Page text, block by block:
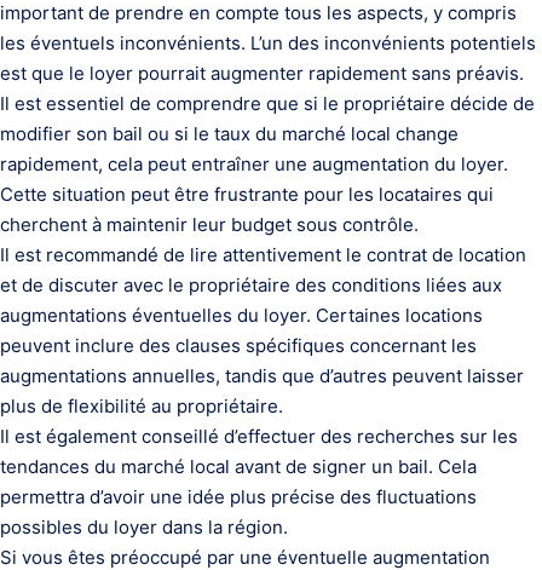
important de prendre en compte tous les aspects, y compris
les éventuels inconvénients. L’un des inconvénients potentiels
est que le loyer pourrait augmenter rapidement sans préavis.
Il est essentiel de comprendre que si le propriétaire décide de
modifier son bail ou si le taux du marché local change
rapidement, cela peut entraîner une augmentation du loyer.
Cette situation peut être frustrante pour les locataires qui
cherchent à maintenir leur budget sous contrôle.
Il est recommandé de lire attentivement le contrat de location
et de discuter avec le propriétaire des conditions liées aux
augmentations éventuelles du loyer. Certaines locations
peuvent inclure des clauses spécifiques concernant les
augmentations annuelles, tandis que d’autres peuvent laisser
plus de flexibilité au propriétaire.
Il est également conseillé d’effectuer des recherches sur les
tendances du marché local avant de signer un bail. Cela
permettra d’avoir une idée plus précise des fluctuations
possibles du loyer dans la région.
Si vous êtes préoccupé par une éventuelle augmentation